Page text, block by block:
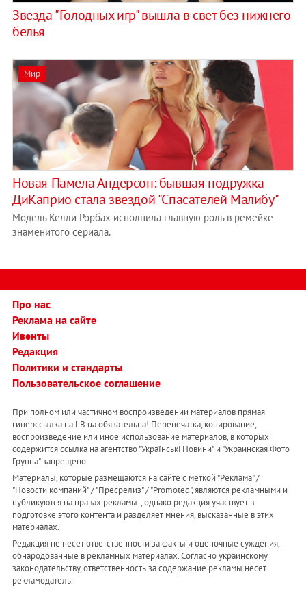
Звезда "Голодных игр" вышла в свет без нижнего
белья
Мир
Новая Памела Андерсон: бывшая подружка
ДиКаприо стала звездой "Спасателей Малибу"
Модель Келли Рорбах исполнила главную роль в ремейке
знаменитого сериала.
Про нас
Реклама на сайте
Ивенты
Редакция
Политики и стандарты
Пользовательское соглашение
При полном или частичном воспроизведении материалов прямая
гиперссылка на LB.ua обязательна! Перепечатка, копирование,
воспроизведение или иное использование материалов, в которых
содержится ссылка на агентство "Українськi Новини" и "Украинская Фото
Группа" запрещено.
Материалы, которые размещаются на сайте с меткой "Реклама" /
"Новости компаний" / "Пресрелиз" / "Promoted", являются рекламными и
публикуются на правах рекламы. , однако редакция участвует в
подготовке этого контента и разделяет мнения, высказанные в этих
материалах.
Редакция не несет ответственности за факты и оценочные суждения,
обнародованные в рекламных материалах. Согласно украинскому
законодательству, ответственность за содержание рекламы несет
рекламодатель.